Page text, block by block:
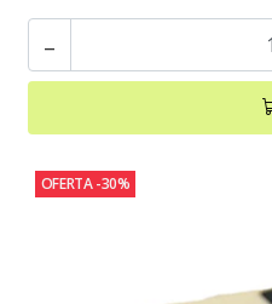
-
OFERTA -30%